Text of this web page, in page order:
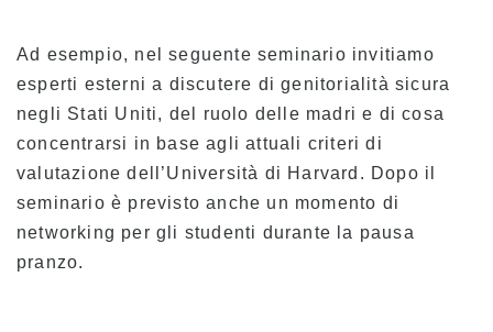
Ad esempio, nel seguente seminario invitiamo
esperti esterni a discutere di genitorialità sicura
negli Stati Uniti, del ruolo delle madri e di cosa
concentrarsi in base agli attuali criteri di
valutazione dell’Università di Harvard. Dopo il
seminario è previsto anche un momento di
networking per gli studenti durante la pausa
pranzo.